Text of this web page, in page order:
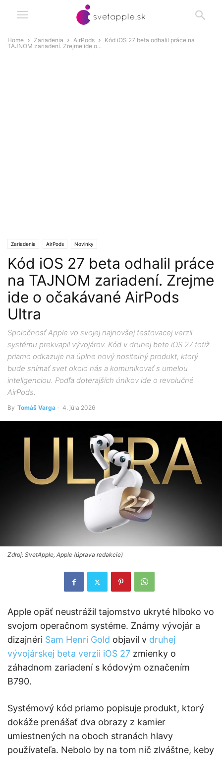
Home Zariadenia AirPods
Kód iOS 27 beta odhalil práce na
TAJNOM zariadení. Zrejme ide o...
Zariadenia AirPods Novinky
Kód iOS 27 beta odhalil práce
na TAJNOM zariadení. Zrejme
ide o očakávané AirPods
Ultra
Spoločnosť Apple vo svojej najnovšej testovacej verzii
systému prekvapil vývojárov. Kód v druhej bete iOS 27 totiž
priamo odkazuje na úplne nový nositeľný produkt, ktorý
bude snímať svet okolo nás a komunikovať s umelou
inteligenciou. Podľa doterajších únikov ide o revolučné
AirPods.
By Tomáš Varga - 4. júla 2026
Zdroj: SvetApple, Apple (úprava redakcie)
Apple opäť neustrážil tajomstvo ukryté hlboko vo
svojom operačnom systéme. Známy vývojár a
dizajnéri Sam Henri Gold objavil v druhej
vývojárskej beta verzii iOS 27 zmienky o
záhadnom zariadení s kódovým označením
B790.
Systémový kód priamo popisuje produkt, ktorý
dokáže prenášať dva obrazy z kamier
umiestnených na oboch stranách hlavy
používateľa. Nebolo by na tom nič zlváštne, keby